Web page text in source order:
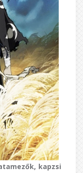
kapzsi